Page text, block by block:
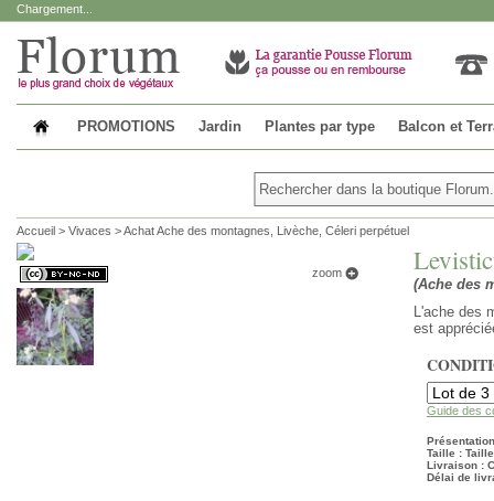
Chargement...
PROMOTIONS Jardin Plantes par type Balcon et
Accueil > Vivaces >Achat Ache des montagnes, Livèche, Céleri perpétuel
zoom
(Ache des
L'ache des
est
Guide des
Taille :
Livraison :
Délai de